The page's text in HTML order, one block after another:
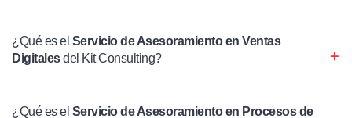
¿Qué es el Servicio de Asesoramiento en Ventas
Digitalesdel Kit Consulting?
¿Qué es el Servicio de Asesoramiento en Procesos de